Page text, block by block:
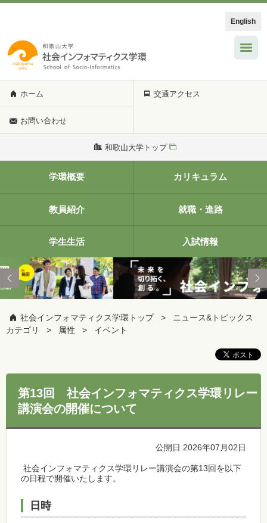
English
ホーム 交通アクセス
お問い合わせ
和歌山大学トップ
学環概要 カリキュラム
教員紹介 就職・進路
学生生活 入試情報
社会インフォマティクス学環トップ
ニュース&トピックス
カテゴリ
属性 イベント
第13回 社会インフォマティクス学環リレー
講演会の開催について
公開日 2026年07月02日
社会インフォマティクス学環リレー講演会の第13回を以下
の日程で開催いたします。
日時